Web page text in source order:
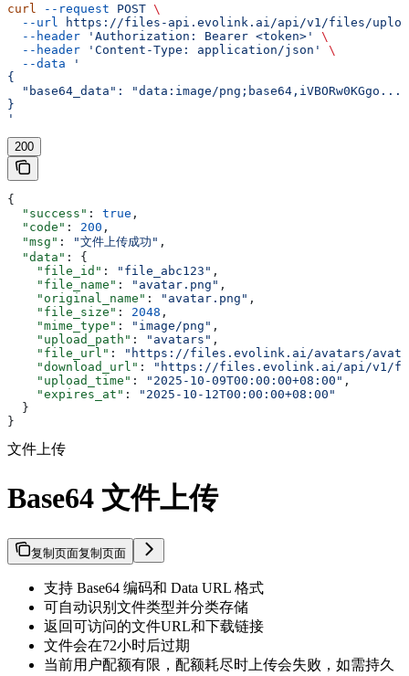
curl --request POST \
  --url
https://files-api.evolink.ai/api/v1/files/
  --header
'Authorization: Bearer <token>'
\
  --header
'Content-Type: application/json'
\
  --data
'
{
  "base64_data": "data:image/png;base64,iVBORw0KGgo..."
}
'
200
{
  "success"
: true ,
  "code"
: 200 ,
  "msg"
: "文件上传成功" ,
  "data"
: {
    "file_id"
: "file_abc123" ,
    "file_name"
: "avatar.png" ,
    "original_name"
: "avatar.png" ,
    "file_size"
: 2048 ,
    "mime_type"
: "image/png" ,
    "upload_path"
: "avatars" ,
    "file_url"
:
"https://files.evolink.ai/avatars/
    "download_url"
:
"https://files.evolink.ai/api/v1/
    "upload_time"
: "2025-10-09T00:00:00+08:00" ,
    "expires_at"
:
"2025-10-12T00:00:00+08:00"
  }
}
文件上传
Base64 文件上传
复制页面复制页面
支持 Base64 编码和 Data URL 格式
可自动识别文件类型并分类存储
返回可访问的文件URL和下载链接
文件会在72小时后过期
当前用户配额有限，配额耗尽时上传会失败，如需持久